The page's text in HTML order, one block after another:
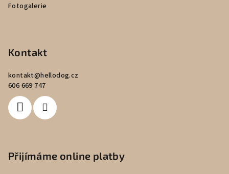
Fotogalerie
Kontakt
kontakt@hellodog.cz
606 669 747
Přijímáme online platby